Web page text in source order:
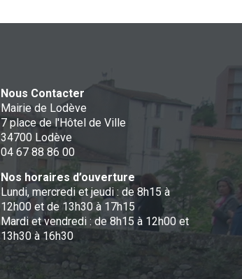
Nous Contacter
Mairie de Lodève
7 place de l'Hôtel de Ville
34700 Lodève
04 67 88 86 00
Nos horaires d’ouverture
Lundi, mercredi et jeudi : de 8h15 à
12h00 et de 13h30 à 17h15
Mardi et vendredi : de 8h15 à 12h00 et
13h30 à 16h30